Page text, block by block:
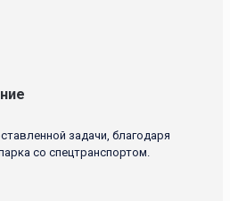
задачи, благодаря
со спецтранспортом.